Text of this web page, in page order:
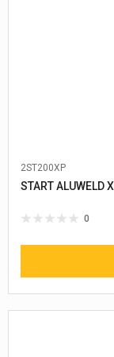
2ST200XP
Диаметр проволоки:
0